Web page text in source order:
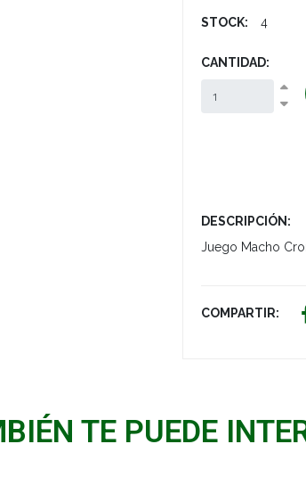
STOCK: 4
CANTIDAD:
DESCRIPCIÓN:
Juego Macho
COMPARTIR:
TE PUEDE